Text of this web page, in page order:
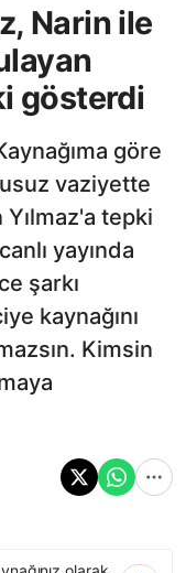
Narin ile
gösterdi
göre
vaziyette
tepki
yayında
şarkı
kaynağını
Kimsin